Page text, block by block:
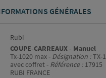
GÉNÉRALES
Rubi
COUPE-CARREAUX - Manuel
Tx-1020 max - Désignation :TX-
avec coffret - Référence : 17915
RUBI FRANCE